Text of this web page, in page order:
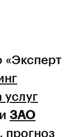
«Эксперт
услуг
ЗАО
прогноз